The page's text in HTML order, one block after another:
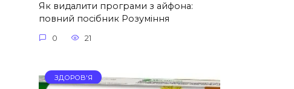
Як видалити програми з айфона:
повний посібник Розуміння
0 21
ЗДОРОВ'Я